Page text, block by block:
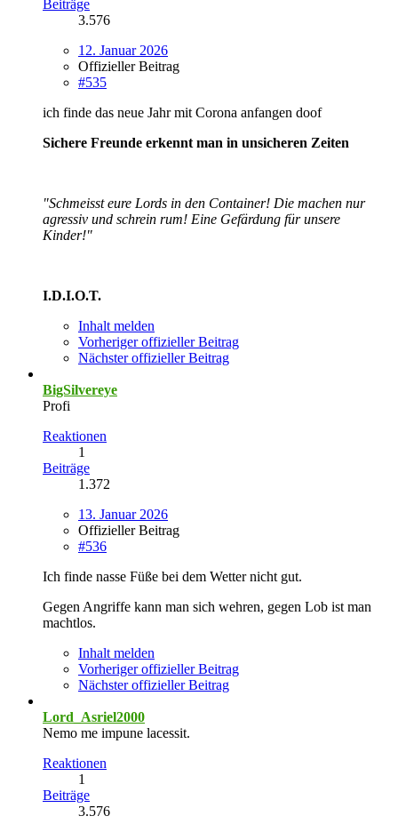
Beiträge
3.576
12. Januar 2026
Offizieller Beitrag
#535
ich finde das neue Jahr mit Corona anfangen doof
Sichere Freunde erkennt man in unsicheren Zeiten
"Schmeisst eure Lords in den Container! Die machen nur
agressiv und schrein rum! Eine Gefärdung für unsere
Kinder!"
I.D.I.O.T.
Inhalt melden
Vorheriger offizieller Beitrag
Nächster offizieller Beitrag
BigSilvereye
Profi
Reaktionen
1
Beiträge
1.372
13. Januar 2026
Offizieller Beitrag
#536
Ich finde nasse Füße bei dem Wetter nicht gut.
Gegen Angriffe kann man sich wehren, gegen Lob ist man
machtlos.
Inhalt melden
Vorheriger offizieller Beitrag
Nächster offizieller Beitrag
Lord_Asriel2000
Nemo me impune lacessit.
Reaktionen
1
Beiträge
3.576